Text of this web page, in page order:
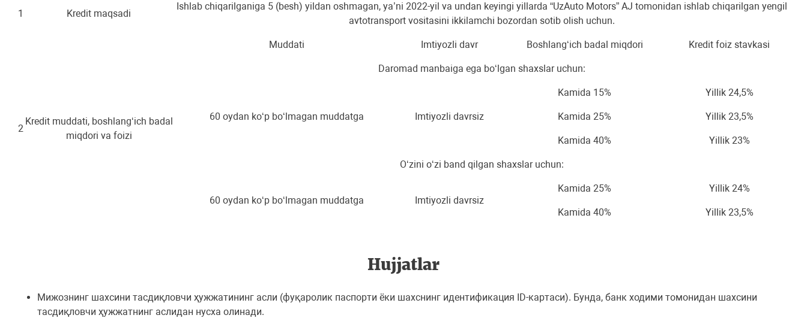
1 Kredit maqsadi
Ishlab chiqarilganiga 5 (besh) yildan oshmagan, ya’ni 2022-yil va undan keyingi yillarda “UzAuto Motors” AJ tomonidan ishlab chiqarilgan yengil
avtotransport vositasini ikkilamchi bozordan sotib olish uchun.
2
Kredit muddati, boshlang‘ich badal
miqdori va foizi
Muddati Imtiyozli davr Boshlang‘ich badal miqdori Kredit foiz stavkasi
Daromad manbaiga ega bo‘lgan shaxslar uchun:
60 oydan ko‘p bo‘lmagan muddatga Imtiyozli davrsiz
Kamida 15% Yillik 24,5%
Kamida 25% Yillik 23,5%
Kamida 40% Yillik 23%
O‘zini o‘zi band qilgan shaxslar uchun:
60 oydan ko‘p bo‘lmagan muddatga Imtiyozli davrsiz
Kamida 25% Yillik 24%
Kamida 40% Yillik 23,5%
Hujjatlar
Мижознинг шахсини тасдиқловчи ҳужжатининг асли (фуқаролик паспорти ёки шахснинг идентификация ID-картаси). Бунда, банк ходими томонидан шахсини
тасдиқловчи ҳужжатнинг аслидан нусха олинади.